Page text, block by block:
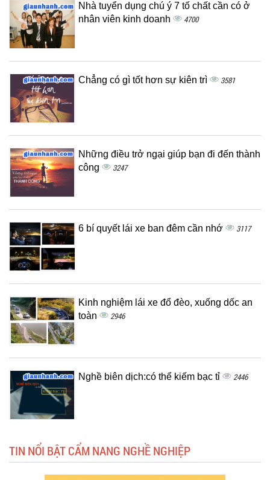
Nhà tuyển dụng chú ý 7 tố chất cần có ở
nhân viên kinh doanh
4700
Chẳng có gì tốt hơn sự kiên trì 3581
Những điều trở ngại giúp bạn đi đến thành
công
3247
6 bí quyết lái xe ban đêm cần nhớ 3117
Kinh nghiệm lái xe đổ đèo, xuống dốc an
toàn
2946
Nghề biên dịch:có thể kiếm bạc tỉ 2446
TIN NỔI BẬT CẨM NANG NGHỀ NGHIỆP